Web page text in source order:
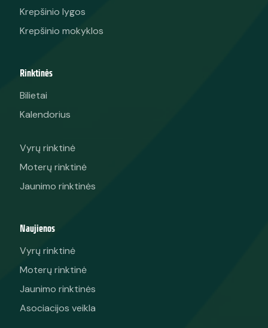
Krepšinio lygos
Krepšinio mokyklos
Rinktinės
Bilietai
Kalendorius
Vyrų rinktinė
Moterų rinktinė
Jaunimo rinktinės
Naujienos
Vyrų rinktinė
Moterų rinktinė
Jaunimo rinktinės
Asociacijos veikla